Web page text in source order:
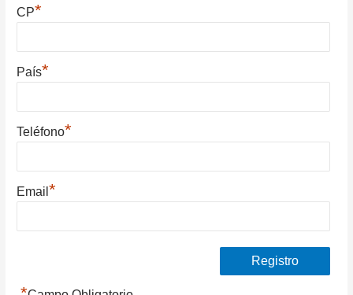
CP*
País*
Teléfono*
Email*